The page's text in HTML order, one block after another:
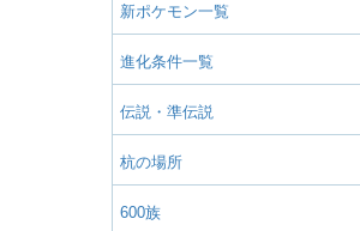
新ポケモン一覧
進化条件一覧
伝説・準伝説
杭の場所
600族